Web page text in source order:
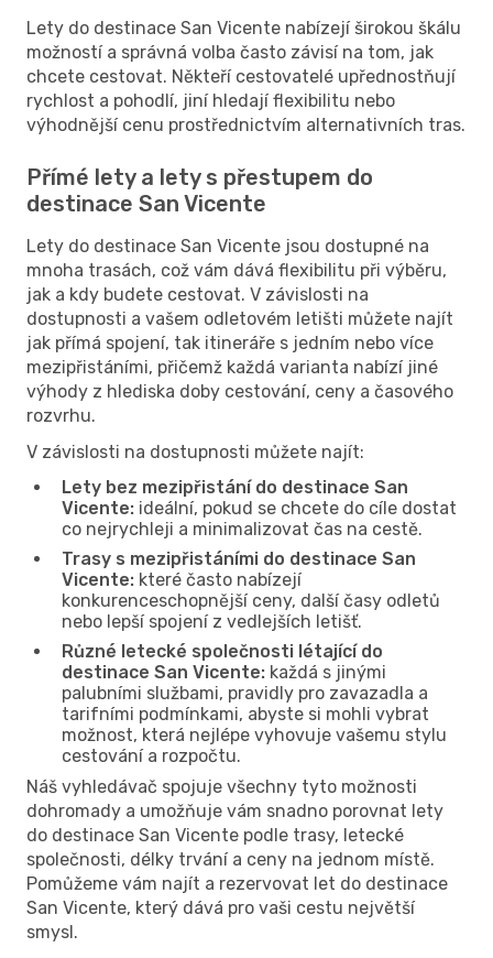
Lety do destinace San Vicente nabízejí širokou škálu
možností a správná volba často závisí na tom, jak
chcete cestovat. Někteří cestovatelé upřednostňují
rychlost a pohodlí, jiní hledají flexibilitu nebo
výhodnější cenu prostřednictvím alternativních tras.
Přímé lety a lety s přestupem do
destinace San Vicente
Lety do destinace San Vicente jsou dostupné na
mnoha trasách, což vám dává flexibilitu při výběru,
jak a kdy budete cestovat. V závislosti na
dostupnosti a vašem odletovém letišti můžete najít
jak přímá spojení, tak itineráře s jedním nebo více
mezipřistáními, přičemž každá varianta nabízí jiné
výhody z hlediska doby cestování, ceny a časového
rozvrhu.
V závislosti na dostupnosti můžete najít:
Lety bez mezipřistání do destinace San
Vicente: ideální, pokud se chcete do cíle dostat
co nejrychleji a minimalizovat čas na cestě.
Trasy s mezipřistáními do destinace San
Vicente: které často nabízejí
konkurenceschopnější ceny, další časy odletů
nebo lepší spojení z vedlejších letišť.
Různé letecké společnosti létající do
destinace San Vicente: každá s jinými
palubními službami, pravidly pro zavazadla a
tarifními podmínkami, abyste si mohli vybrat
možnost, která nejlépe vyhovuje vašemu stylu
cestování a rozpočtu.
Náš vyhledávač spojuje všechny tyto možnosti
dohromady a umožňuje vám snadno porovnat lety
do destinace San Vicente podle trasy, letecké
společnosti, délky trvání a ceny na jednom místě.
Pomůžeme vám najít a rezervovat let do destinace
San Vicente, který dává pro vaši cestu největší
smysl.